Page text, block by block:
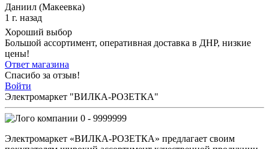
Даниил (Макеевка)
1 г. назад
Хороший выбор
Большой ассортимент, оперативная доставка в ДНР, низкие
цены!
Ответ магазина
Спасибо за отзыв!
Войти
Электромаркет "ВИЛКА-РОЗЕТКА"
0 - 9999999
Электромаркет «ВИЛКА-РОЗЕТКА» предлагает своим